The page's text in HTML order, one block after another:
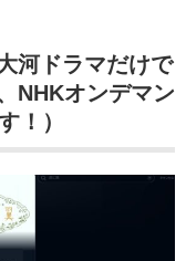
河ドラマだけで
NHKオンデマン
！）